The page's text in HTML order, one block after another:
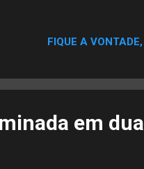
foi assassinado. Ele
pelo crime. Hackie
de um m...
FIQUE A
em